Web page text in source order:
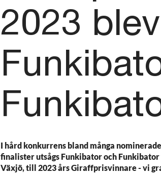
2023 blev
I hård konkurrens bland många
finalister utsågs Funkibator och
Växjö, till 2023 års Giraffprisvinnare - vi